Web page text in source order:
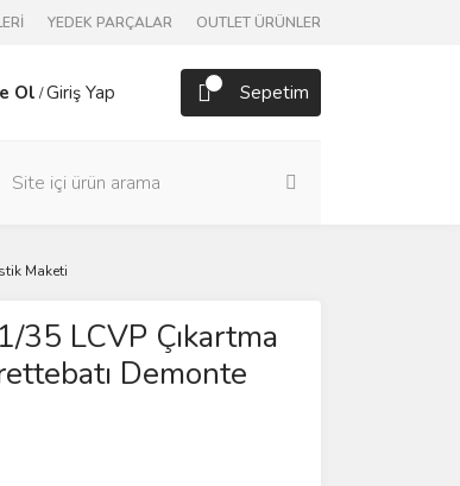
YEDEK PARÇALAR OUTLET ÜRÜNLER
Ol /Giriş Yap Sepetim
Maketi
35 LCVP Çıkartma
Demonte